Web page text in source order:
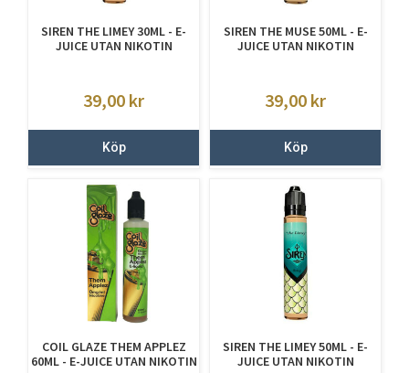
SIREN THE LIMEY 30ML - E-
JUICE UTAN NIKOTIN
39,00 kr
Köp
SIREN THE MUSE 50ML - E-
JUICE UTAN NIKOTIN
39,00 kr
Köp
COIL GLAZE THEM APPLEZ
60ML - E-JUICE UTAN NIKOTIN
SIREN THE LIMEY 50ML - E-
JUICE UTAN NIKOTIN